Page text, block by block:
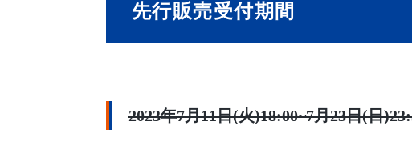
先行販売受付期間
2023年7月11日(火)18:00~7月23日(日